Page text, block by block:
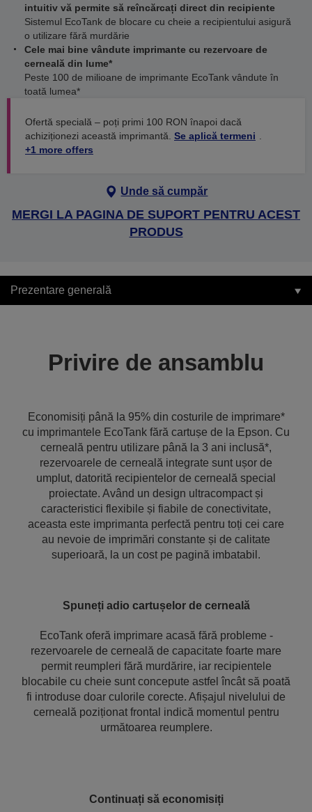
intuitiv vă permite să reîncărcați direct din recipiente
Sistemul EcoTank de blocare cu cheie a recipientului asigură
o utilizare fără murdărie
Cele mai bine vândute imprimante cu rezervoare de
cerneală din lume*
Peste 100 de milioane de imprimante EcoTank vândute în
toată lumea*
Ofertă specială – poți primi 100 RON înapoi dacă
achiziționezi această imprimantă. Se aplică termeni
+1 more offers
Unde să cumpăr
MERGI LA PAGINA DE SUPORT PENTRU ACEST
PRODUS
Prezentare generală
Privire de ansamblu
Economisiți până la 95% din costurile de imprimare*
cu imprimantele EcoTank fără cartușe de la Epson. Cu
cerneală pentru utilizare până la 3 ani inclusă*,
rezervoarele de cerneală integrate sunt ușor de
umplut, datorită recipientelor de cerneală special
proiectate. Având un design ultracompact și
caracteristici flexibile și fiabile de conectivitate,
aceasta este imprimanta perfectă pentru toți cei care
au nevoie de imprimări constante și de calitate
superioară, la un cost pe pagină imbatabil.
Spuneți adio cartușelor de cerneală
EcoTank oferă imprimare acasă fără probleme -
rezervoarele de cerneală de capacitate foarte mare
permit reumpleri fără murdărire, iar recipientele
blocabile cu cheie sunt concepute astfel încât să poată
fi introduse doar culorile corecte. Afișajul nivelului de
cerneală poziționat frontal indică momentul pentru
următoarea reumplere.
Continuați să economisiți